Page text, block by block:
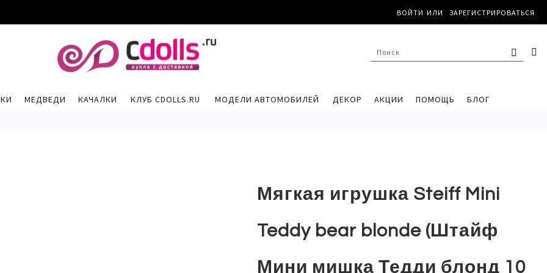
ВОЙТИ ЗАРЕГИСТРИРОВАТЬСЯ
ПОИСК
МЕДВЕДИ КАЧАЛКИ КЛУБ CDOLLS.RU МОДЕЛИ АВТОМОБИЛЕЙ ДЕКОР АКЦИИ ПОМОЩЬ БЛОГ
Мягкая игрушка Steiff Mini
Teddy bear blonde (Штайф
Мини мишка Тедди блонд 10